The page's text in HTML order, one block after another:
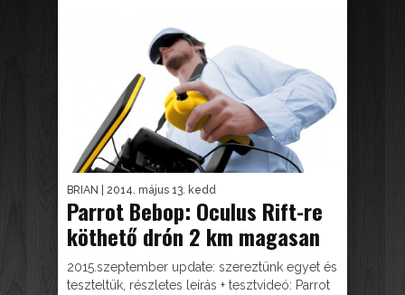
BRIAN | 2014. május 13. kedd
Parrot Bebop: Oculus Rift-re
köthető drón 2 km magasan
2015.szeptember update: szereztünk egyet és
teszteltük, részletes leírás + tesztvideó: Parrot